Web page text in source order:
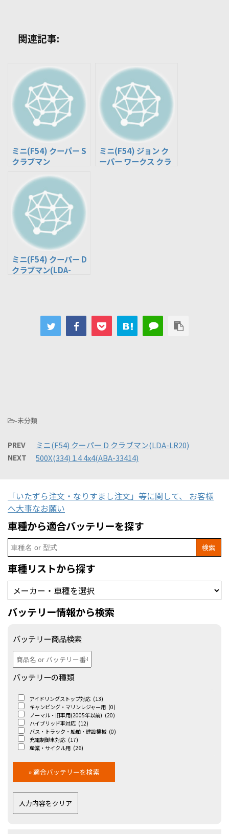
関連記事:
ミニ(F54) クーパー S
クラブマン
ミニ(F54) ジョン ク
ーパー ワークス クラ
ミニ(F54) クーパー D
クラブマン(LDA-
-未分類
PREV ミニ(F54) クーパー D クラブマン(LDA-LR20)
NEXT 500X(334) 1.4 4x4(ABA-33414)
「いたずら注文・なりすまし注文」等に関して、 お客様
へ大事なお願い
車種から適合バッテリーを探す
Search
for:
車種リストから探す
バッテリー情報から検索
バッテリー商品検索
バッテリーの種類
アイドリングストップ対応 (13)
キャンピング・マリンレジャー用 (0)
ノーマル・旧車用(2005年以前) (20)
ハイブリッド車対応 (12)
バス・トラック・船舶・建設機械 (0)
充電制御車対応 (17)
産業・サイクル用 (26)